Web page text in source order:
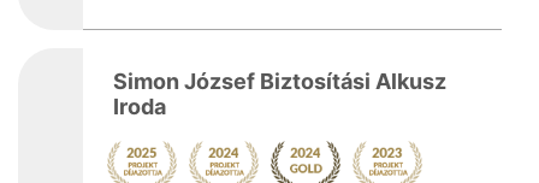
Simon József Biztosítási Alkusz
Iroda